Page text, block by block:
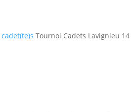
cadet(te)s Tournoi Cadets Lavignieu